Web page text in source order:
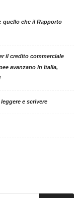
quello che il Rapporto
il credito commerciale
avanzano in Italia,
e scrivere